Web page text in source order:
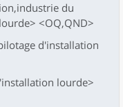
du
<OQ,QND>
d'installation
lourde>